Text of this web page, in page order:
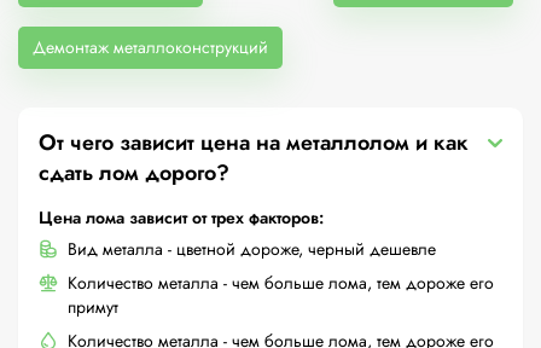
Демонтаж металлоконструкций
От чего зависит цена на металлолом и как
сдать лом дорого?
Цена лома зависит от трех факторов:
Вид металла - цветной дороже, черный дешевле
Количество металла - чем больше лома, тем дороже его
примут
Количество металла - чем больше лома, тем дороже его